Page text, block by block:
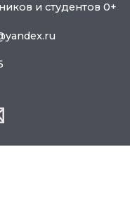
и студентов 0+